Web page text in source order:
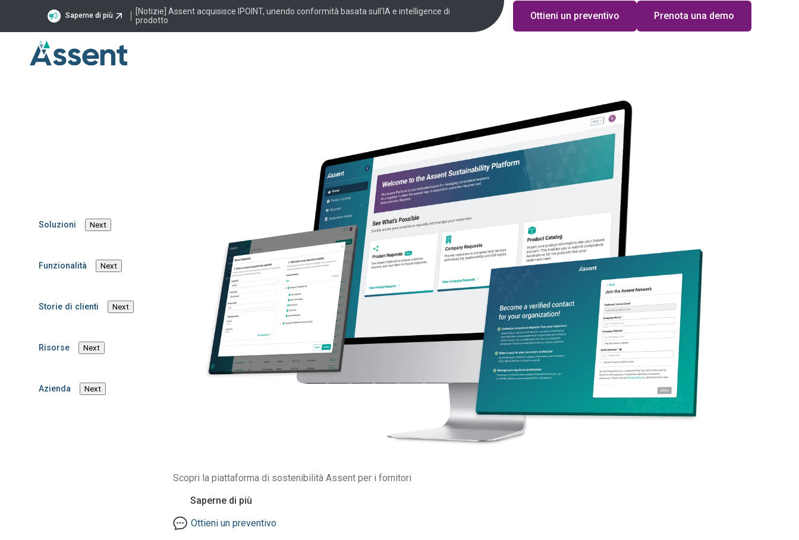
Saperne di più
[Notizie] Assent acquisisce IPOINT, unendo conformità basata sull'IA e intelligence di
prodotto
Ottieni un preventivo Prenota una demo
Soluzioni Next
Funzionalità Next
Storie di clienti Next
Risorse Next
Azienda Next
Scopri la piattaforma di sostenibilità Assent per i fornitori
Saperne di più
Ottieni un preventivo
Pune, in India, con un
centro di innovazione e
tecnologia per
promuovere la
leadership nella
gestione della
sostenibilità della
supply chain
PUNE (MAHARASHTRA), INDIA, 2 luglio 2025 – Assent Inc.
sostenibilità della supply chain, ha annunciato oggi la sua espansione in India con il lancio pianificato del
suo centro di innovazione e tecnologia a Pune. Si tratta di un passo fondamentale nella strategia di